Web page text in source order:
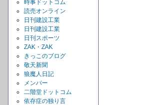
時事ドットコム
読売オンライン
日刊建設工業
日刊建設工業
日刊スポーツ
ZAK・ZAK
きっこのブログ
敬天新聞
狼魔人日記
メンバー
二階堂ドットコム
依存症の独り言